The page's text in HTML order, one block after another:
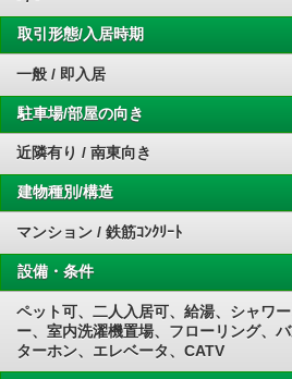
取引形態/入居時期
一般 / 即入居
駐車場/部屋の向き
近隣有り / 南東向き
建物種別/構造
マンション / 鉄筋ｺﾝｸﾘｰﾄ
設備・条件
ペット可、二人入居可、給湯、シャワ
ー、室内洗濯機置場、フローリング、
ターホン、エレベータ、CATV